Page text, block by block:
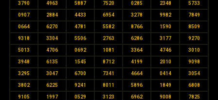
3790 4963 5887 7520 0285 2348 5733
0907 2884 4433 6954 3278 9982 7849
0664 6270 4781 5582 8766 1590 8509
9318 3304 5506 2763 6286 3177 9270
5013 4706 0692 1081 3364 4746 3010
3948 6135 1545 8712 4199 2010 9098
3295 3047 6700 7341 4664 0414 3054
3802 6225 9241 8011 5896 1849 6808
9105 1997 0529 3123 6962 9008 7825